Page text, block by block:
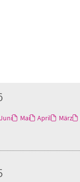
Juni Mai April März